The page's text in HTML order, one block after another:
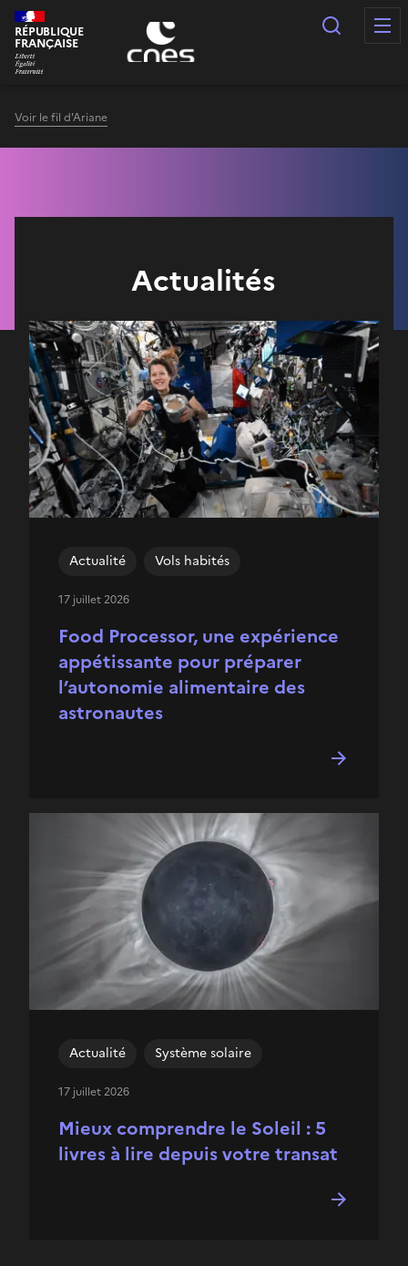
Panneau de gestion des cookies
RÉPUBLIQUE
FRANÇAISE
Voir le fil d'Ariane
Actualités
Food Processor, une expérience
appétissante pour préparer
l’autonomie alimentaire des
astronautes
Actualité Vols habités
17 juillet 2026
Mieux comprendre le Soleil : 5
livres à lire depuis votre transat
Actualité Système solaire
17 juillet 2026